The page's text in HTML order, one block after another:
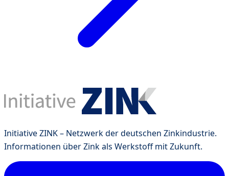
Initiative ZINK – Netzwerk der deutschen Zinkindustrie.
Informationen über Zink als Werkstoff mit Zukunft.